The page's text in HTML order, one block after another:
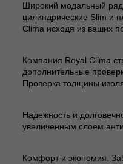
Широкий модальный ряд
цилиндрические Slim и
Clima исходя из ваших
Компания Royal Clima
дополнительные
Проверка толщины
Надежность и
увеличенным слоем
Комфорт и экономия.